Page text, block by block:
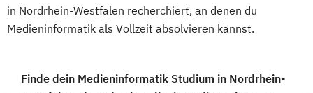
in Nordrhein-Westfalen recherchiert, an denen du
Medieninformatik als Vollzeit absolvieren kannst.
Finde dein Medieninformatik Studium in Nordrhein-